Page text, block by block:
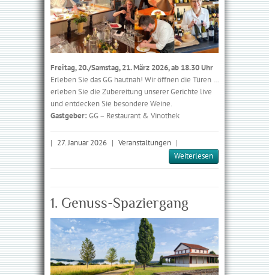
Freitag, 20./Samstag, 21. März 2026, ab 18.30 Uhr
Erleben Sie das GG hautnah! Wir öffnen die Türen …
erleben Sie die Zubereitung unserer Gerichte live
und entdecken Sie besondere Weine.
Gastgeber: GG – Restaurant & Vinothek
| 27. Januar 2026 | Veranstaltungen |
Weiterlesen
1. Genuss-Spaziergang